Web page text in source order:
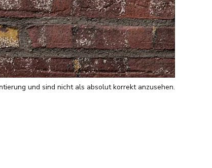
und sind nicht als absolut korrekt anzusehen.